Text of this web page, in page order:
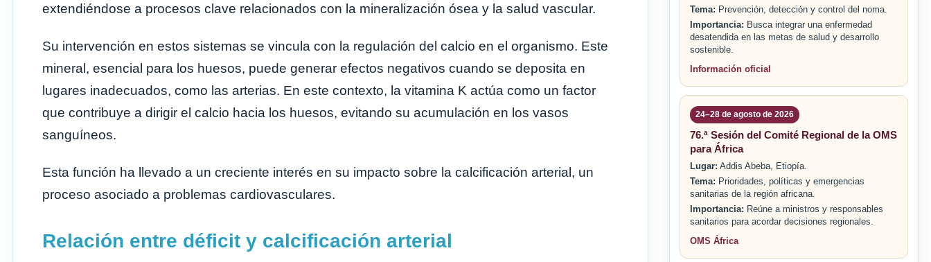
extendiéndose a procesos clave relacionados con la mineralización ósea y la salud vascular.
Su intervención en estos sistemas se vincula con la regulación del calcio en el organismo. Este
mineral, esencial para los huesos, puede generar efectos negativos cuando se deposita en
lugares inadecuados, como las arterias. En este contexto, la vitamina K actúa como un factor
que contribuye a dirigir el calcio hacia los huesos, evitando su acumulación en los vasos
sanguíneos.
Esta función ha llevado a un creciente interés en su impacto sobre la calcificación arterial, un
proceso asociado a problemas cardiovasculares.
Relación entre déficit y calcificación arterial
Tema: Prevención, detección y control del noma.
Importancia: Busca integrar una enfermedad
desatendida en las metas de salud y desarrollo
sostenible.
Información oficial
24–28 de agosto de 2026
76.ª Sesión del Comité Regional de la OMS
para África
Lugar: Addis Abeba, Etiopía.
Tema: Prioridades, políticas y emergencias
sanitarias de la región africana.
Importancia: Reúne a ministros y responsables
sanitarios para acordar decisiones regionales.
OMS África